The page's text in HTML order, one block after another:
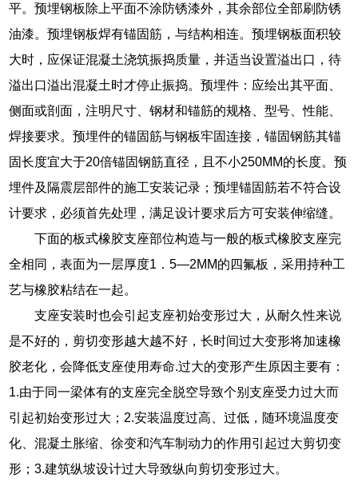
平。预埋钢板除上平面不涂防锈漆外，其余部位全部刷防锈
油漆。预埋钢板焊有锚固筋，与结构相连。预埋钢板面积较
大时，应保证混凝土浇筑振捣质量，并适当设置溢出口，待
溢出口溢出混凝土时才停止振捣。预埋件：应绘出其平面、
侧面或剖面，注明尺寸、钢材和锚筋的规格、型号、性能、
焊接要求。预埋件的锚固筋与钢板牢固连接，锚固钢筋其锚
固长度宜大于20倍锚固钢筋直径，且不小250MM的长度。预
埋件及隔震层部件的施工安装记录；预埋锚固筋若不符合设
计要求，必须首先处理，满足设计要求后方可安装伸缩缝。
下面的板式橡胶支座部位构造与一般的板式橡胶支座完
全相同，表面为一层厚度1．5—2MM的四氟板，采用持种工
艺与橡胶粘结在一起。
支座安装时也会引起支座初始变形过大，从耐久性来说
是不好的，剪切变形越大越不好，长时间过大变形将加速橡
胶老化，会降低支座使用寿命.过大的变形产生原因主要有：
1.由于同一梁体有的支座完全脱空导致个别支座受力过大而
引起初始变形过大；2.安装温度过高、过低，随环境温度变
化、混凝土胀缩、徐变和汽车制动力的作用引起过大剪切变
形；3.建筑纵坡设计过大导致纵向剪切变形过大。